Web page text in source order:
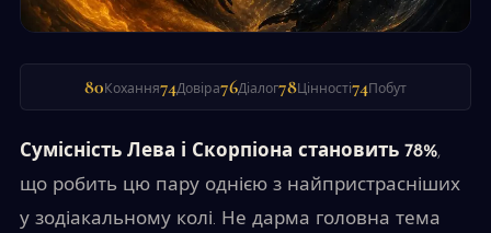
80 Кохання74Довіра76Діалог78Цінності74 Побут
Сумісність Лева і Скорпіона становить 78%,
що робить цю пару однією з найпристрасніших
у зодіакальному колі. Не дарма головна тема